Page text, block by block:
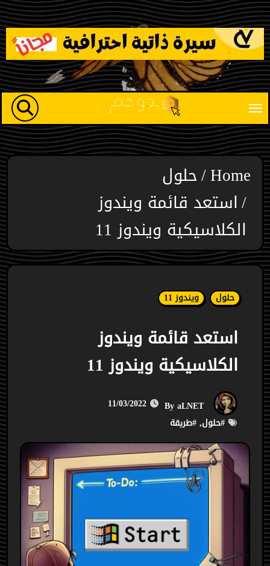
Skip
to
content
Home حلول
استعد قائمة ويندوز
الكلاسيكية ويندوز 11
حلول ويندوز 11
استعد قائمة ويندوز
الكلاسيكية ويندوز 11
aLNET
11/03/2022
#حلول, #طريقة